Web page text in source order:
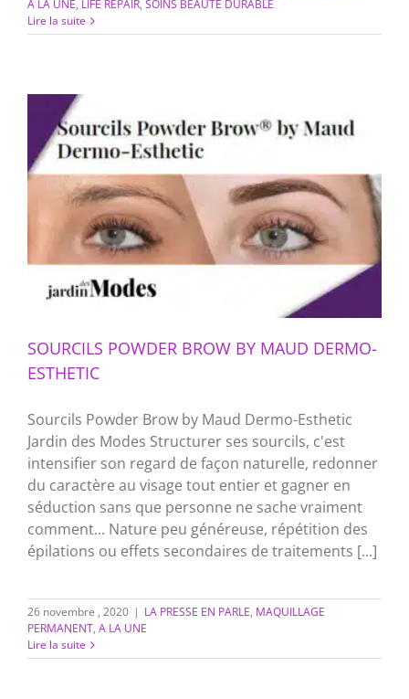
A LA UNE, LIFE REPAIR, SOINS BEAUTÉ DURABLE
Lire la suite
SOURCILS POWDER BROW BY MAUD DERMO-
ESTHETIC
Sourcils Powder Brow by Maud Dermo-Esthetic
Jardin des Modes Structurer ses sourcils, c'est
intensifier son regard de façon naturelle, redonner
du caractère au visage tout entier et gagner en
séduction sans que personne ne sache vraiment
comment... Nature peu généreuse, répétition des
épilations ou effets secondaires de traitements [...]
26 novembre , 2020 | LA PRESSE EN PARLE, MAQUILLAGE
PERMANENT, A LA UNE
Lire la suite